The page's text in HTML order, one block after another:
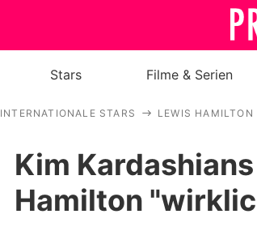
Stars Filme & Serien
INTERNATIONALE STARS LEWIS HAMILTON
Kim
Hamilton